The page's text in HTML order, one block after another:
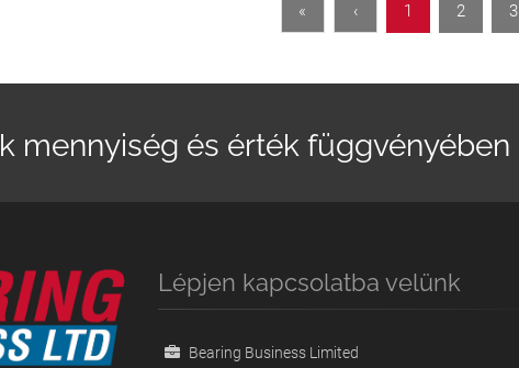
« ‹ 1 2 3
mennyiség és érték függvényében
Lépjen kapcsolatba velünk
Bearing Business Limited